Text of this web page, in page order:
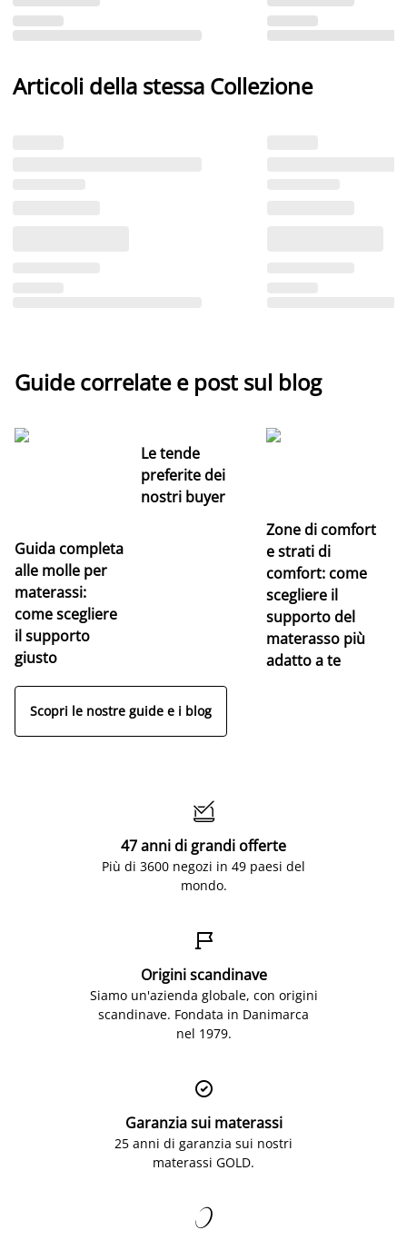
Articoli della stessa Collezione
Guide correlate e post sul blog
Guida completa
alle molle per
materassi:
come scegliere
il supporto
giusto
Le tende
preferite dei
nostri buyer
Zone di comfort
e strati di
comfort: come
scegliere il
supporto del
materasso più
adatto a te
Scopri le nostre guide e i blog

47 anni di grandi offerte
Più di 3600 negozi in 49 paesi del
mondo.

Origini scandinave
Siamo un'azienda globale, con origini
scandinave. Fondata in Danimarca
nel 1979.

Garanzia sui materassi
25 anni di garanzia sui nostri
materassi GOLD.
